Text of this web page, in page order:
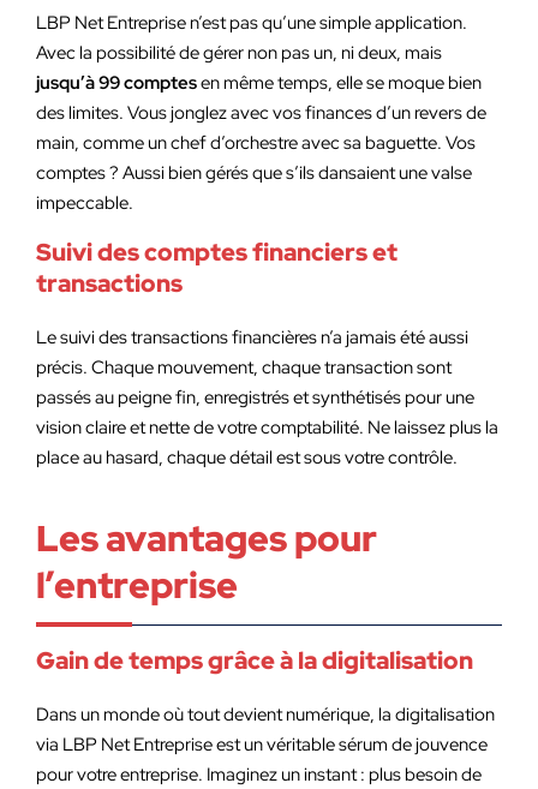
LBP Net Entreprise n’est pas qu’une simple application.
Avec la possibilité de gérer non pas un, ni deux, mais
jusqu’à 99 comptesen même temps, elle se moque bien
des limites. Vous jonglez avec vos finances d’un revers de
main, comme un chef d’orchestre avec sa baguette. Vos
comptes ? Aussi bien gérés que s’ils dansaient une valse
impeccable.
Suivi des comptes financiers et
transactions
Le suivi des transactions financières n’a jamais été aussi
précis. Chaque mouvement, chaque transaction sont
passés au peigne fin, enregistrés et synthétisés pour une
vision claire et nette de votre comptabilité. Ne laissez plus la
place au hasard, chaque détail est sous votre contrôle.
Les avantages pour
l’entreprise
Gain de temps grâce à la digitalisation
Dans un monde où tout devient numérique, la digitalisation
via LBP Net Entreprise est un véritable sérum de jouvence
pour votre entreprise. Imaginez un instant : plus besoin de